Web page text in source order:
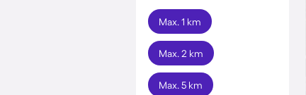
Max. 1 km
Max. 2 km
Max. 5 km